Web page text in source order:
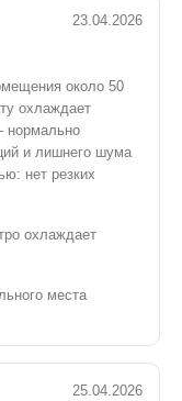
23.04.2026
около 50
охлаждает
нормально
и лишнего шума
нет резких
охлаждает
места
25.04.2026